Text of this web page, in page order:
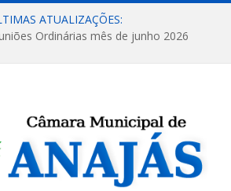
ATUALIZAÇÕES:
Ordinárias mês de junho 2026